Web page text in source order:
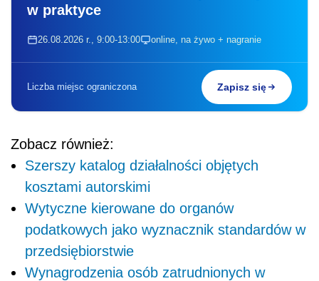
w praktyce
26.08.2026 r., 9:00-13:00 online, na żywo + nagranie
Liczba miejsc ograniczona Zapisz się
Zobacz również:
Szerszy katalog działalności objętych
kosztami autorskimi
Wytyczne kierowane do organów
podatkowych jako wyznacznik standardów w
przedsiębiorstwie
Wynagrodzenia osób zatrudnionych w